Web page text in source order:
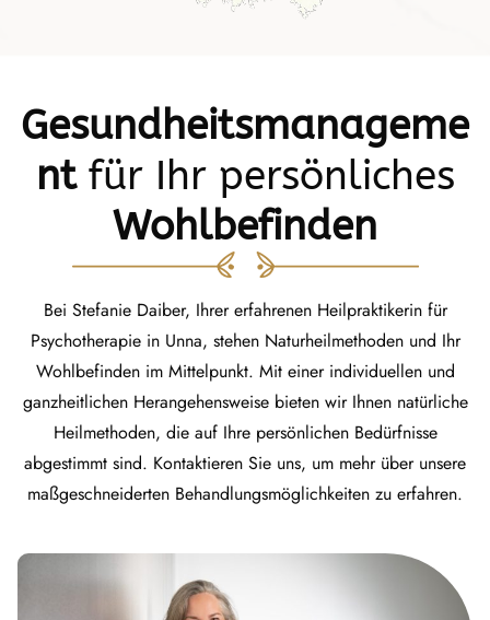
Gesundheitsmanageme
nt für Ihr persönliches
Wohlbefinden
Bei Stefanie Daiber, Ihrer erfahrenen Heilpraktikerin für
Psychotherapie in Unna, stehen Naturheilmethoden und Ihr
Wohlbefinden im Mittelpunkt. Mit einer individuellen und
ganzheitlichen Herangehensweise bieten wir Ihnen natürliche
Heilmethoden, die auf Ihre persönlichen Bedürfnisse
abgestimmt sind. Kontaktieren Sie uns, um mehr über unsere
maßgeschneiderten Behandlungsmöglichkeiten zu erfahren.